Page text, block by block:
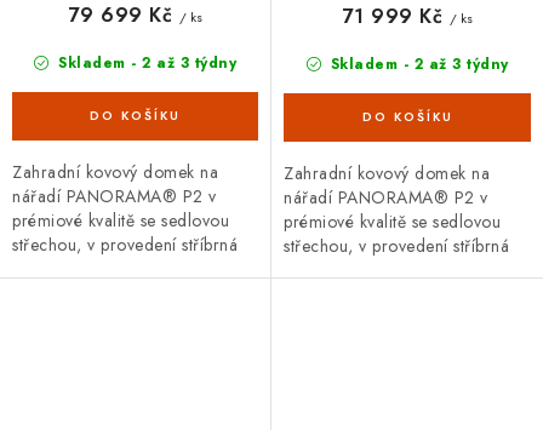
Skladem - 2 až 3 týdny
79 699 Kč / ks
Zahradní kovový domek na
nářadí PANORAMA® P2 v
prémiové kvalitě se sedlovou
střechou, v provedení stříbrná
Skladem - 2 až 3 týdny
71 999 Kč / ks
Zahradní kovový domek na
nářadí PANORAMA® P2 v
prémiové kvalitě se sedlovou
střechou, v provedení stříbrná